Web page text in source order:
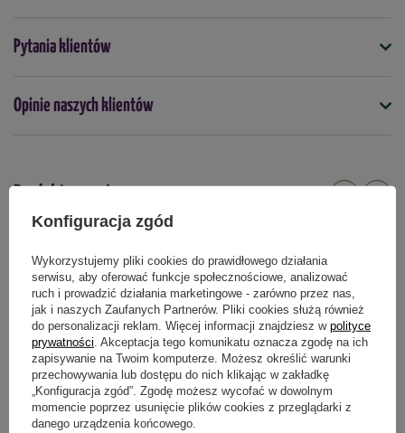
Symbol
5031670002006
Podmiot odpowiedzialny za ten produkt na terenie UE
Pytania klientów
Opinie naszych klientów
Konfiguracja zgód
Wykorzystujemy pliki cookies do prawidłowego działania
serwisu, aby oferować funkcje społecznościowe, analizować
ruch i prowadzić działania marketingowe - zarówno przez nas,
jak i naszych Zaufanych Partnerów. Pliki cookies służą również
do personalizacji reklam. Więcej informacji znajdziesz w polityce
prywatności . Akceptacja tego komunikatu oznacza zgodę na ich
zapisywanie na Twoim komputerze. Możesz określić warunki
przechowywania lub dostępu do nich klikając w zakładkę
„Konfiguracja zgód”. Zgodę możesz wycofać w dowolnym
momencie poprzez usunięcie plików cookies z przeglądarki z
danego urządzenia końcowego.